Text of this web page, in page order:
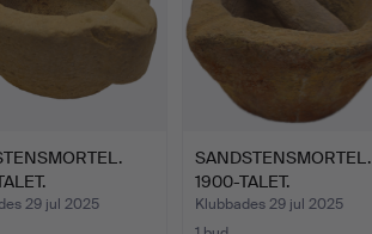
29 jul 2025
SANDSTENSMORTEL.
1900-TALET.
Klubbades 29 jul 2025